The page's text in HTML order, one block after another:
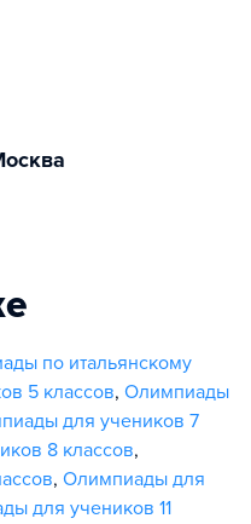
по итальянскому
5 классов, Олимпиады
для учеников 7
8 классов,
, Олимпиады для
для учеников 11